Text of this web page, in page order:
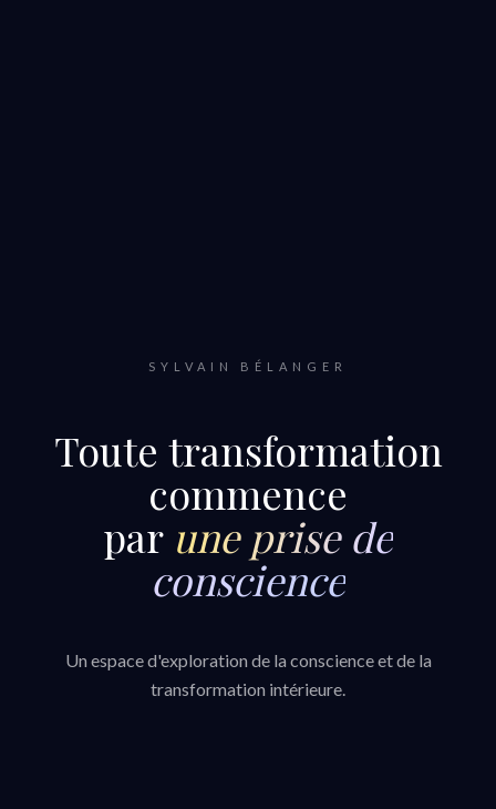
SYLVAIN BÉLANGER
Toute transformation
commence
par une prise de
conscience
Un espace d'exploration de la conscience et de la
transformation intérieure.